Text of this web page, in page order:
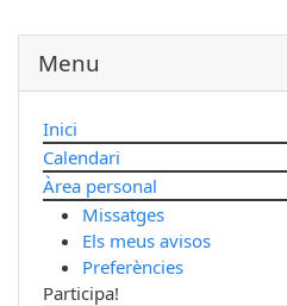
Menu
Inici
Calendari
Àrea personal
Missatges
Els meus avisos
Preferències
Participa!